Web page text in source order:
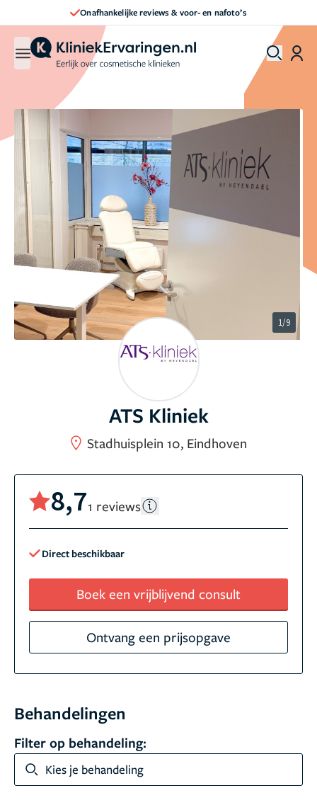
Direct een afspraak maken
1/9
ATS Kliniek
Stadhuisplein 10, Eindhoven
8,71 reviews
Direct beschikbaar
Boek een vrijblijvend consult
Ontvang een prijsopgave
Behandelingen
Filter op behandeling:
Kies je behandeling